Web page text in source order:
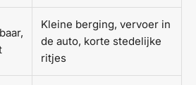
Kleine berging, vervoer in
de auto, korte stedelijke
ritjes